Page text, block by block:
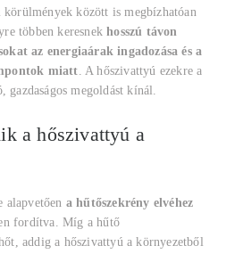
körülmények között is megbízhatóan
többen keresnekhosszú távon
az energiaárak ingadozása és a
miatt. A hőszivattyú ezekre a
megoldást kínál.
a hőszivattyú a
alapvetően a hűtőszekrény elvéhez
fordítva. Míg a hűtő
addig a hőszivattyú a környezetből